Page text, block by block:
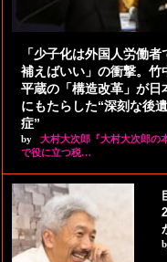
「少子化は外国人労働者
補えばいい」の衝撃。竹
平蔵の「構造改革」が日
にもたらした“深刻な後遺
症”
by
大村大次郎『大村大次郎の
で役に立つ税…